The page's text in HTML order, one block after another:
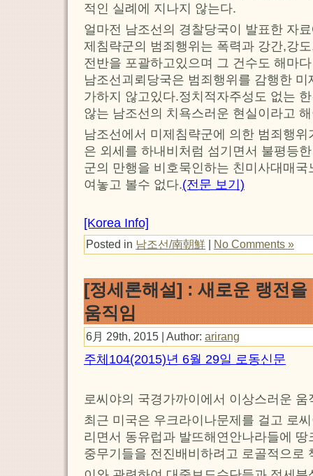
적인 실례에 지나지 않는다.
얼마전 남조선의 경찰당국이 발표한 자
제침략군의 범죄행위는 폭력과 강간,강
전반을 포괄하고있으며 그 건수도 해마
남조선괴뢰당국은 범죄행위를 감행한
가하지 않고있다.정치적자주성도 없는
않는 남조선의 치욕스러운 현실이라고
남조선에서 미제침략군에 의한 범죄행
은 외세를 하내비처럼 섬기면서 불평등
군의 만행을 비호묵인하는 친미사대매
여놓고 볼수 없다.(전문 보기)
[Korea Info]
Posted in 남조선/南朝鮮 No Comments »
[정세론해설] : 새로운 랭전
움직임
6月 29th, 2015 | Author: arirang
주체104(2015)년 6월 29일 로동신문
로씨야의 국경가까이에서 이상스러운
최근 미국은 우크라이나문제를 걸고 로
리면서 동유럽과 발뜨해연안나라들에
중무기들을 전진배비하려고 로골적으로